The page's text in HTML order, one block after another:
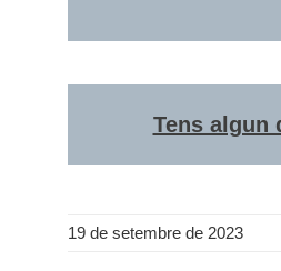
Tens algun
19 de setembre de 2023